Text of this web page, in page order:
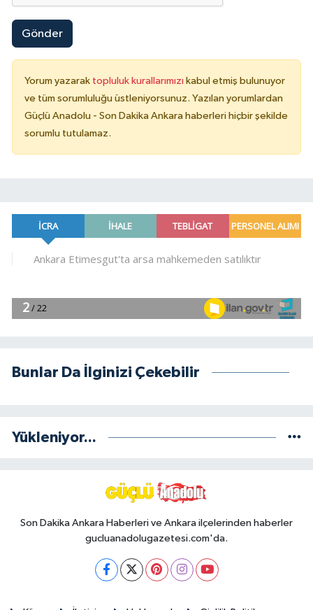
Gönder
Yorum yazarak topluluk kurallarımızı kabul etmiş bulunuyor
ve tüm sorumluluğu üstleniyorsunuz. Yazılan yorumlardan
Güçlü Anadolu - Son Dakika Ankara haberleri hiçbir şekilde
sorumlu tutulamaz.
Bunlar Da İlginizi Çekebilir
Yükleniyor...
Son Dakika Ankara Haberleri ve Ankara ilçelerinden haberler
gucluanadolugazetesi.com'da.